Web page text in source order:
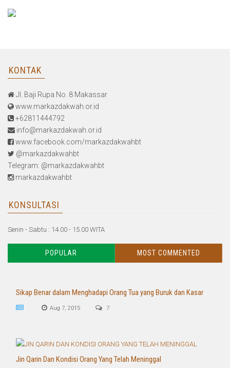
KONTAK
Jl. Baji Rupa No. 8 Makassar
www.markazdakwah.or.id
+62811444792
info@markazdakwah.or.id
www.facebook.com/markazdakwahbt
@markazdakwahbt
Telegram: @markazdakwahbt
markazdakwahbt
KONSULTASI
Senin - Sabtu : 14.00 - 15.00 WITA
POPULAR MOST COMMENTED
Sikap Benar dalam Menghadapi Orang Tua yang Buruk dan Kasar
Aug 7, 2015 7
Jin Qarin Dan Kondisi Orang Yang Telah Meninggal